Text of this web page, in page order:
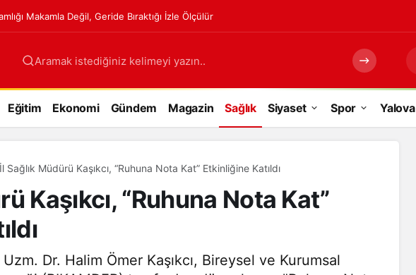
Makamla Değil, Geride Bıraktığı İzle Ölçülür
Aramak istediğiniz kelimeyi yazın..
Eğitim Ekonomi Gündem Magazin Sağlık Siyaset Spor Yalova
İl Sağlık Müdürü Kaşıkcı, “Ruhuna Nota Kat” Etkinliğine Katıldı
Kaşıkcı, “Ruhuna Nota Kat”
Dr. Halim Ömer Kaşıkcı, Bireysel ve Kurumsal